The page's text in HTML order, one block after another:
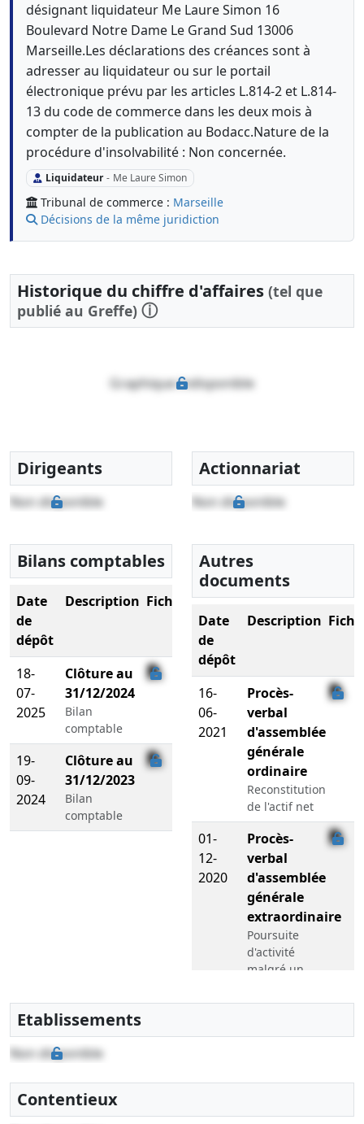
désignant liquidateur Me Laure Simon 16
Boulevard Notre Dame Le Grand Sud 13006
Marseille.Les déclarations des créances sont à
adresser au liquidateur ou sur le portail
électronique prévu par les articles L.814-2 et L.814-
13 du code de commerce dans les deux mois à
compter de la publication au Bodacc.Nature de la
procédure d'insolvabilité : Non concernée.
Liquidateur - Me Laure Simon
Tribunal de commerce : Marseille
Décisions de la même juridiction
Historique du chiffre d'affaires (tel que
publié au Greffe) ⓘ
Graphique indisponible
Dirigeants
Non disponible
Actionnariat
Non disponible
Bilans comptables
Date
de
dépôt
Description Fichier
18-
07-
2025
Clôture au
31/12/2024
Bilan
comptable
19-
09-
2024
Clôture au
31/12/2023
Bilan
comptable
Autres
documents
Date
de
dépôt
Description
16-
06-
2021
Procès-
verbal
d'assemblée
générale
ordinaire
Reconstitution
de l'actif net
01-
12-
2020
Procès-
verbal
d'assemblée
générale
extraordinaire
Poursuite
d'activité
malgré un
devenu
la moitié du
Etablissements
Non disponible
Contentieux